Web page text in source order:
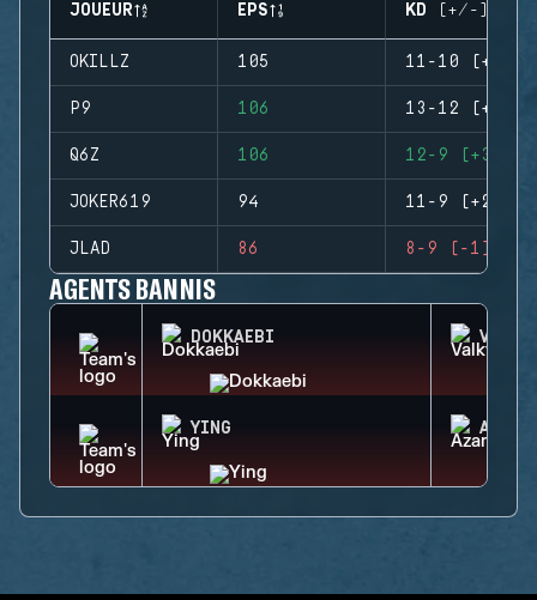
JOUEUR EPS KD (+/-)
OKILLZ 105 11-10 (+1)
P9 106 13-12 (+1)
Q6Z 106 12-9 (+3)
JOKER619 94 11-9 (+2)
JLAD 86 8-9 (-1)
AGENTS BANNIS
DOKKAEBI
YING AZAMI